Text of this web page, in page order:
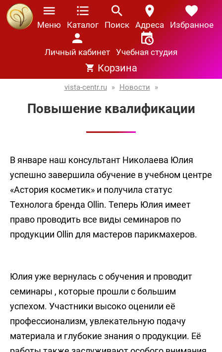
Меню Каталог Поиск Адреса Избранное
Личный кабинет Учебная студия
Корзина
vista-centr.ru » Новости »
Повышение квалификации
В январе наш консультант Николаева Юлия
успешно завершила обучение в учебном центре
«Астория косметик» и получила статус
Технолога бренда Ollin. Теперь Юлия имеет
право проводить все виды семинаров по
продукции Ollin для мастеров парикмахеров.
Юлия уже вернулась с обучения и проводит
семинары , которые прошли с большим
успехом. Участники высоко оценили её
профессионализм, увлекательную подачу
материала и глубокие знания о продукции. Её